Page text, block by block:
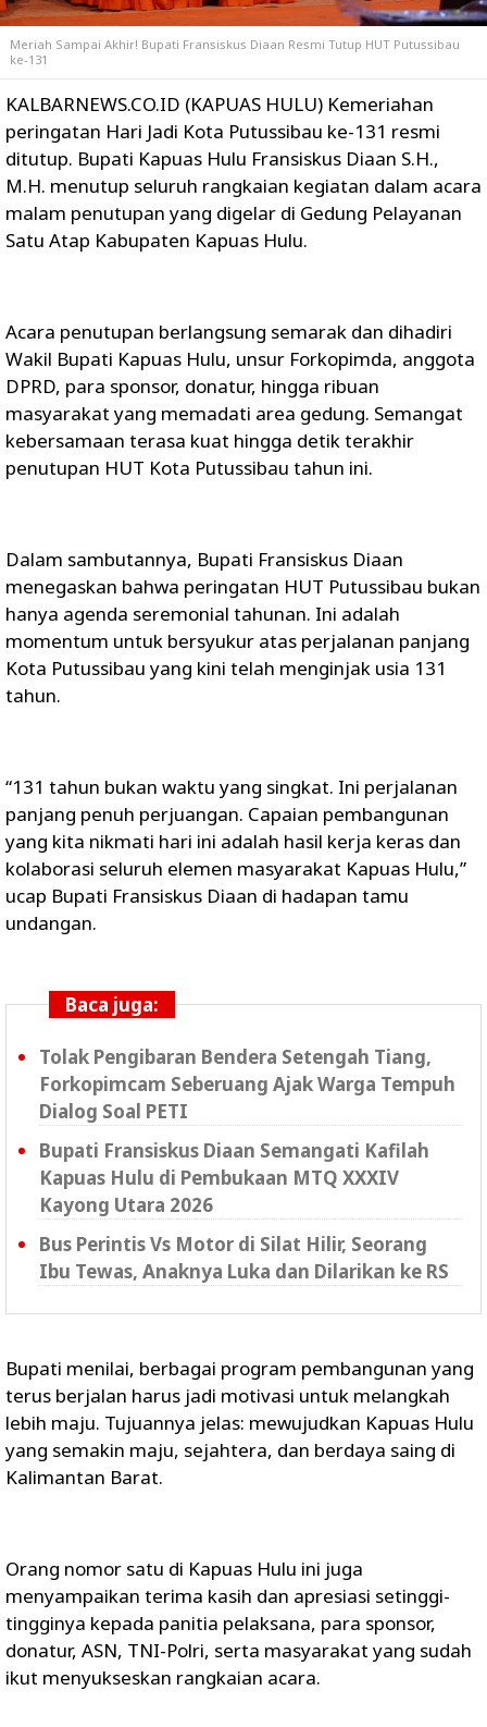
Meriah Sampai Akhir! Bupati Fransiskus Diaan Resmi Tutup HUT Putussibau
ke-131
KALBARNEWS.CO.ID (KAPUAS HULU) Kemeriahan
peringatan Hari Jadi Kota Putussibau ke-131 resmi
ditutup. Bupati Kapuas Hulu Fransiskus Diaan S.H.,
M.H. menutup seluruh rangkaian kegiatan dalam acara
malam penutupan yang digelar di Gedung Pelayanan
Satu Atap Kabupaten Kapuas Hulu.
Acara penutupan berlangsung semarak dan dihadiri
Wakil Bupati Kapuas Hulu, unsur Forkopimda, anggota
DPRD, para sponsor, donatur, hingga ribuan
masyarakat yang memadati area gedung. Semangat
kebersamaan terasa kuat hingga detik terakhir
penutupan HUT Kota Putussibau tahun ini.
Dalam sambutannya, Bupati Fransiskus Diaan
menegaskan bahwa peringatan HUT Putussibau bukan
hanya agenda seremonial tahunan. Ini adalah
momentum untuk bersyukur atas perjalanan panjang
Kota Putussibau yang kini telah menginjak usia 131
tahun.
“131 tahun bukan waktu yang singkat. Ini perjalanan
panjang penuh perjuangan. Capaian pembangunan
yang kita nikmati hari ini adalah hasil kerja keras dan
kolaborasi seluruh elemen masyarakat Kapuas Hulu,”
ucap Bupati Fransiskus Diaan di hadapan tamu
undangan.
Baca juga:
Tolak Pengibaran Bendera Setengah Tiang,
Forkopimcam Seberuang Ajak Warga Tempuh
Dialog Soal PETI
Bupati Fransiskus Diaan Semangati Kafilah
Kapuas Hulu di Pembukaan MTQ XXXIV
Kayong Utara 2026
Bus Perintis Vs Motor di Silat Hilir, Seorang
Ibu Tewas, Anaknya Luka dan Dilarikan ke RS
Bupati menilai, berbagai program pembangunan yang
terus berjalan harus jadi motivasi untuk melangkah
lebih maju. Tujuannya jelas: mewujudkan Kapuas Hulu
yang semakin maju, sejahtera, dan berdaya saing di
Kalimantan Barat.
Orang nomor satu di Kapuas Hulu ini juga
menyampaikan terima kasih dan apresiasi setinggi-
tingginya kepada panitia pelaksana, para sponsor,
donatur, ASN, TNI-Polri, serta masyarakat yang sudah
ikut menyukseskan rangkaian acara.